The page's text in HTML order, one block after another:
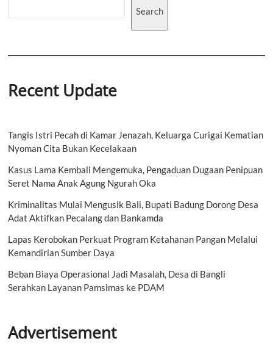
Search
Recent Update
Tangis Istri Pecah di Kamar Jenazah, Keluarga Curigai Kematian
Nyoman Cita Bukan Kecelakaan
Kasus Lama Kembali Mengemuka, Pengaduan Dugaan Penipuan
Seret Nama Anak Agung Ngurah Oka
Kriminalitas Mulai Mengusik Bali, Bupati Badung Dorong Desa
Adat Aktifkan Pecalang dan Bankamda
Lapas Kerobokan Perkuat Program Ketahanan Pangan Melalui
Kemandirian Sumber Daya
Beban Biaya Operasional Jadi Masalah, Desa di Bangli
Serahkan Layanan Pamsimas ke PDAM
Advertisement